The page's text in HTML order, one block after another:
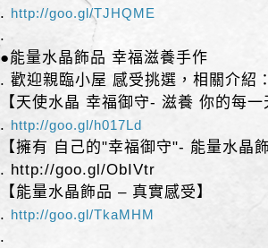
. http://goo.gl/TJHQME
.
●能量水晶飾品 幸福滋養手作
. 歡迎親臨小屋 感受挑選，相關介紹
【天使水晶 幸福御守- 滋養 你的每一
. http://goo.gl/h017Ld
【擁有 自己的"幸福御守"- 能量水晶
. http://goo.gl/ObIVtr
【能量水晶飾品 – 真實感受】
. http://goo.gl/TkaMHM
.